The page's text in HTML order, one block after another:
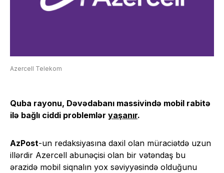
Azercell Telekom
Quba rayonu, Dəvədabanı massivində mobil rabitə
ilə bağlı ciddi problemlər yaşanır.
AzPost-un redaksiyasına daxil olan müraciətdə uzun
illərdir Azercell abunəçisi olan bir vətəndaş bu
ərazidə mobil siqnalın yox səviyyəsində olduğunu